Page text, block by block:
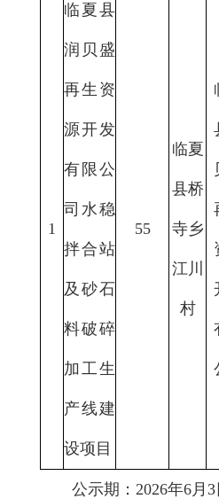
1
临夏县
润贝盛
再生资
源开发
有限公
司水稳
拌合站
及砂石
料破碎
加工生
产线建
设项目
55
临夏
县桥
寺乡
江川
村
公示期：2026年6月